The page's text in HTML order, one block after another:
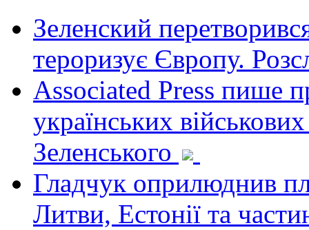
Зеленский
тероризує Європу.
Associated Press пише
українських
Зеленського
Гладчук оприлюднив
Литви, Естонії та